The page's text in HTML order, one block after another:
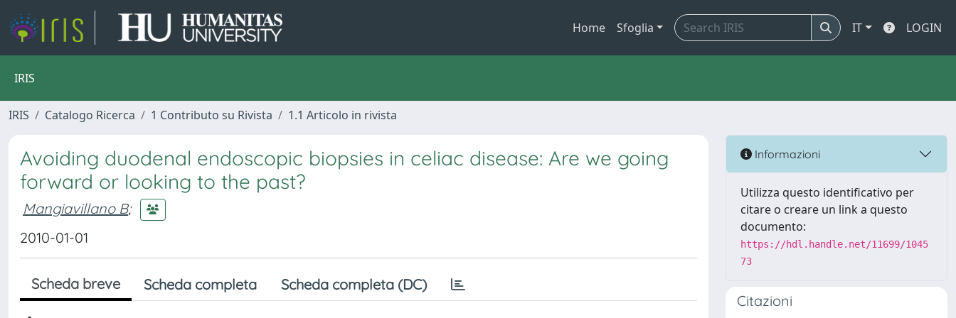
Home Sfoglia IT LOGIN
IRIS
IRIS Catalogo Ricerca 1 Contributo su Rivista 1.1 Articolo in rivista
Avoiding duodenal endoscopic biopsies in celiac disease: Are we going
forward or looking to the past?
Mangiavillano B;
2010-01-01
Scheda breve Scheda completa Scheda completa (DC)
Informazioni
Utilizza questo identificativo per
citare o creare un link a questo
documento:
https://hdl.handle.net/11699/1045
73
Citazioni